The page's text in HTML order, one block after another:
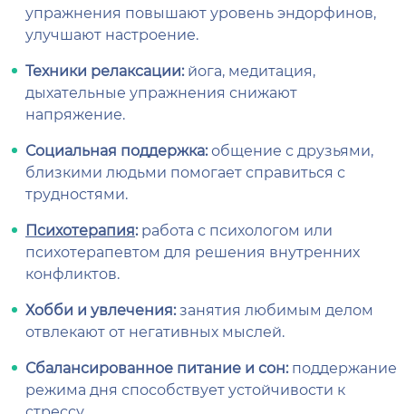
упражнения повышают уровень эндорфинов,
улучшают настроение.
Техники релаксации:йога, медитация,
дыхательные упражнения снижают
напряжение.
Социальная поддержка:общение с друзьями,
близкими людьми помогает справиться с
трудностями.
Психотерапия:работа с психологом или
психотерапевтом для решения внутренних
конфликтов.
Хобби и увлечения:занятия любимым делом
отвлекают от негативных мыслей.
Сбалансированное питание и сон:поддержание
режима дня способствует устойчивости к